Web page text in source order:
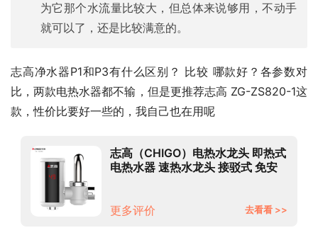
为它那个水流量比较大，但总体来说够用，不动手
就可以了，还是比较满意的。
志高净水器P1和P3有什么区别？ 比较 哪款好？各参数对
比，两款电热水器都不输，但是更推荐志高 ZG-ZS820-1这
款，性价比要好一些的，我自己也在用呢
志高（CHIGO）电热水龙头 即热式
电热水器 速热水龙头 接驳式 免安
更多评价 去看看 >>